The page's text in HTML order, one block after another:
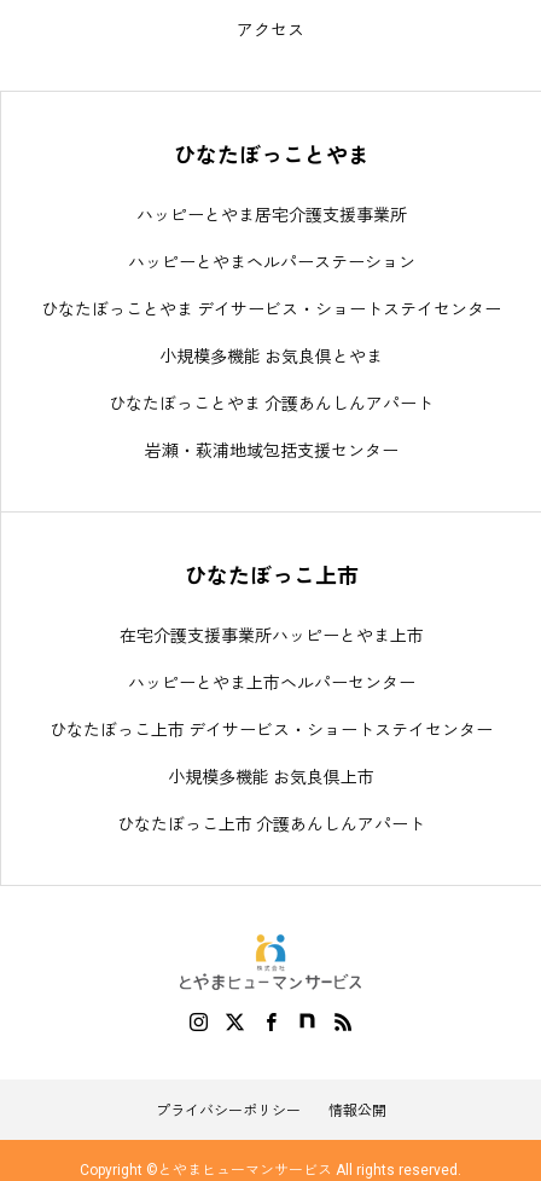
アクセス
ひなたぼっことやま
ハッピーとやま居宅介護支援事業所
ハッピーとやまヘルパーステーション
ひなたぼっことやま デイサービス・ショートステイセンター
小規模多機能 お気良倶とやま
ひなたぼっことやま 介護あんしんアパート
岩瀬・萩浦地域包括支援センター
ひなたぼっこ上市
在宅介護支援事業所ハッピーとやま上市
ハッピーとやま上市ヘルパーセンター
ひなたぼっこ上市 デイサービス・ショートステイセンター
小規模多機能 お気良倶上市
ひなたぼっこ上市 介護あんしんアパート
プライバシーポリシー 情報公開
Copyright ©とやまヒューマンサービス All rights reserved.